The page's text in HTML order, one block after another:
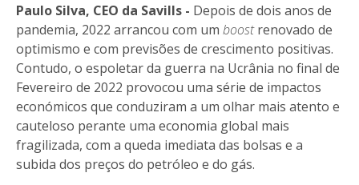
Paulo Silva, CEO da Savills - Depois de dois anos de
pandemia, 2022 arrancou com um boostrenovado de
optimismo e com previsões de crescimento positivas.
Contudo, o espoletar da guerra na Ucrânia no final de
Fevereiro de 2022 provocou uma série de impactos
económicos que conduziram a um olhar mais atento e
cauteloso perante uma economia global mais
fragilizada, com a queda imediata das bolsas e a
subida dos preços do petróleo e do gás.